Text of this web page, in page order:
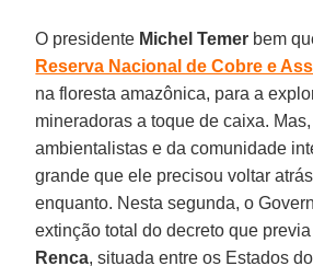
O presidente Michel Temer bem
Reserva Nacional de Cobre e
na floresta amazônica, para a
mineradoras a toque de caixa.
ambientalistas e da comunidade
grande que ele precisou voltar
enquanto. Nesta segunda, o
extinção total do decreto que
Renca, situada entre os Estados do